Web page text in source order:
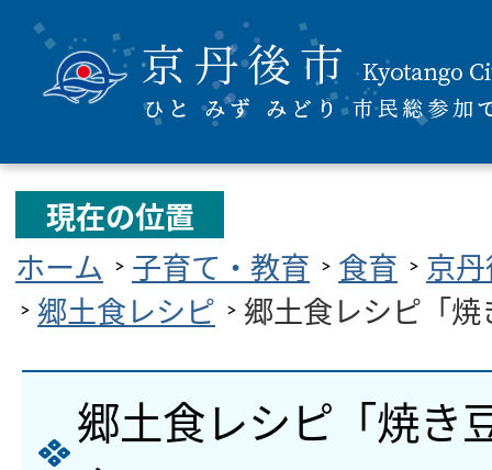
現在の位置
ホーム
子育て・教育 食育
京
郷土食レシピ
郷土食レシピ「
郷土食レシピ「焼き